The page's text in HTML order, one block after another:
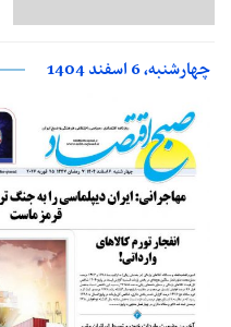
چهارشنبه، 6 اسفند 1404